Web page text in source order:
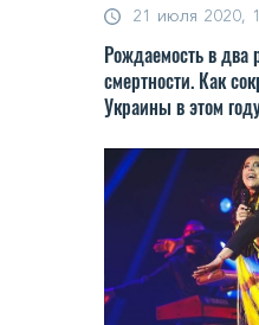
21 июля 2020,
Рождаемость в два
смертности. Как
Украины в этом